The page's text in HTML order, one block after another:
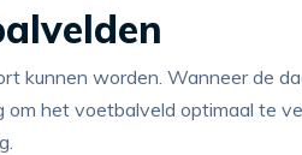
kunnen worden. Wanneer de
het voetbalveld optimaal te